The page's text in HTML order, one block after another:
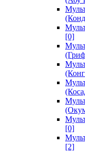
[0]
[0]
[2]